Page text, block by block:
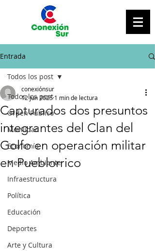
Entrada
Todos los post
Orden Público
Movilidad
Economía
Medio Ambiente
Infraestructura
Política
Educación
Deportes
Arte y Cultura
Todos los post
Capturados dos presuntos
integrantes del Clan del
Golfo en operación militar
en Pueblorrico
conexiónsur
12 jun 2025 1 min de lectura